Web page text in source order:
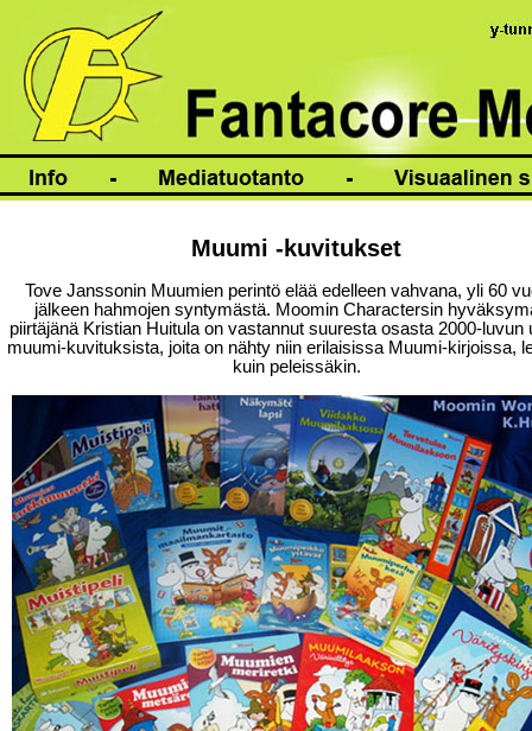
Muumi -kuvitukset
Tove Janssonin Muumien perintö elää edelleen vahvana, yli 60
jälkeen hahmojen syntymästä. Moomin Charactersin
piirtäjänä Kristian Huitula on vastannut suuresta osasta 2000-luvun
muumi-kuvituksista, joita on nähty niin erilaisissa Muumi-kirjoissa,
kuin peleissäkin.